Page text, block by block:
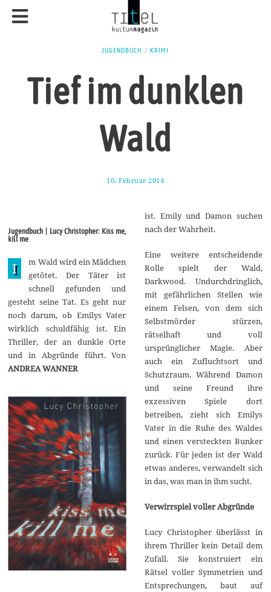
JUGENDBUCH / KRIMI
Tief im dunklen
Wald
10. Februar 2014
u
g
u
1
Jugendbuch | Lucy Christopher: Kiss me,
kill me
I
m Wald wird ein Mädchen
getötet. Der Täter ist
schnell gefunden und
gesteht seine Tat. Es geht nur
noch darum, ob Emilys Vater
wirklich schuldfähig ist. Ein
Thriller, der an dunkle Orte
und in Abgründe führt. Von
ANDREA WANNER
ist. Emily und Damon suchen
nach der Wahrheit.
Eine weitere entscheidende
Rolle spielt der Wald,
Darkwood. Undurchdringlich,
mit gefährlichen Stellen wie
einem Felsen, von dem sich
Selbstmörder stürzen,
rätselhaft und voll
ursprünglicher Magie. Aber
auch ein Zufluchtsort und
Schutzraum. Während Damon
und seine Freund ihre
exzessiven Spiele dort
betreiben, zieht sich Emilys
Vater in die Ruhe des Waldes
und einen versteckten Bunker
zurück. Für jeden ist der Wald
etwas anderes, verwandelt sich
in das, was man in ihm sucht.
Verwirrspiel voller Abgründe
Lucy Christopher überlässt in
ihrem Thriller kein Detail dem
Zufall. Sie konstruiert ein
Rätsel voller Symmetrien und
Entsprechungen, baut auf